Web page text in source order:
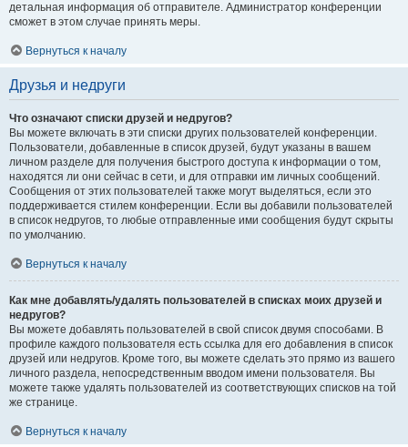
детальная информация об отправителе. Администратор конференции
сможет в этом случае принять меры.
Вернуться к началу
Друзья и недруги
Что означают списки друзей и недругов?
Вы можете включать в эти списки других пользователей конференции.
Пользователи, добавленные в список друзей, будут указаны в вашем
личном разделе для получения быстрого доступа к информации о том,
находятся ли они сейчас в сети, и для отправки им личных сообщений.
Сообщения от этих пользователей также могут выделяться, если это
поддерживается стилем конференции. Если вы добавили пользователей
в список недругов, то любые отправленные ими сообщения будут скрыты
по умолчанию.
Вернуться к началу
Как мне добавлять/удалять пользователей в списках моих друзей и
недругов?
Вы можете добавлять пользователей в свой список двумя способами. В
профиле каждого пользователя есть ссылка для его добавления в список
друзей или недругов. Кроме того, вы можете сделать это прямо из вашего
личного раздела, непосредственным вводом имени пользователя. Вы
можете также удалять пользователей из соответствующих списков на той
же странице.
Вернуться к началу